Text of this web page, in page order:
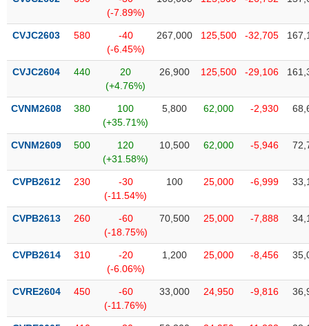
(-7.89%)
CVJC2603 580
-40
(-6.45%)
267,000 125,500 -32,705
CVJC2604 440
20
(+4.76%)
26,900 125,500 -29,106
CVNM2608 380
100
(+35.71%)
5,800 62,000 -2,930
CVNM2609 500
120
(+31.58%)
10,500 62,000 -5,946
CVPB2612 230
-30
(-11.54%)
100 25,000 -6,999
CVPB2613 260
-60
(-18.75%)
70,500 25,000 -7,888
CVPB2614 310
-20
(-6.06%)
1,200 25,000 -8,456
CVRE2604 450
-60
(-11.76%)
33,000 24,950 -9,816